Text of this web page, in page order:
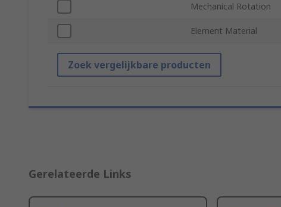
Mechanical Rotation
Element Material
Zoek vergelijkbare producten
Gerelateerde Links